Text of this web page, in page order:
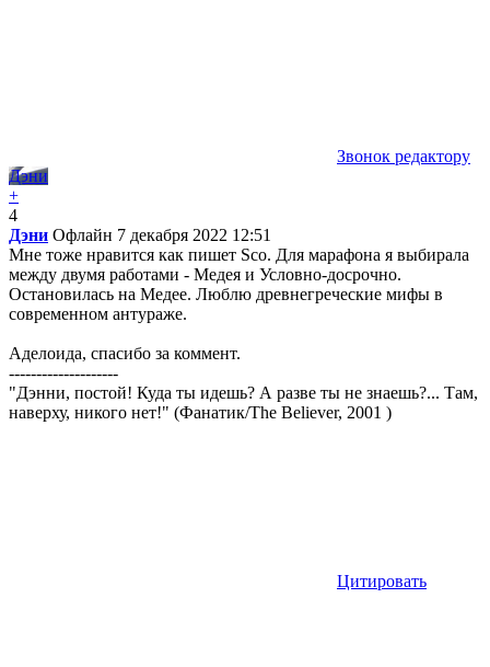
Звонок редактору
Дэни
+
4
Дэни Офлайн 7 декабря 2022 12:51
Мне тоже нравится как пишет Sco. Для марафона я выбирала
между двумя работами - Медея и Условно-досрочно.
Остановилась на Медее. Люблю древнегреческие мифы в
современном антураже.
Аделоида, спасибо за коммент.
--------------------
"Дэнни, постой! Куда ты идешь? А разве ты не знаешь?... Там,
наверху, никого нет!" (Фанатик/The Believer, 2001 )
Цитировать